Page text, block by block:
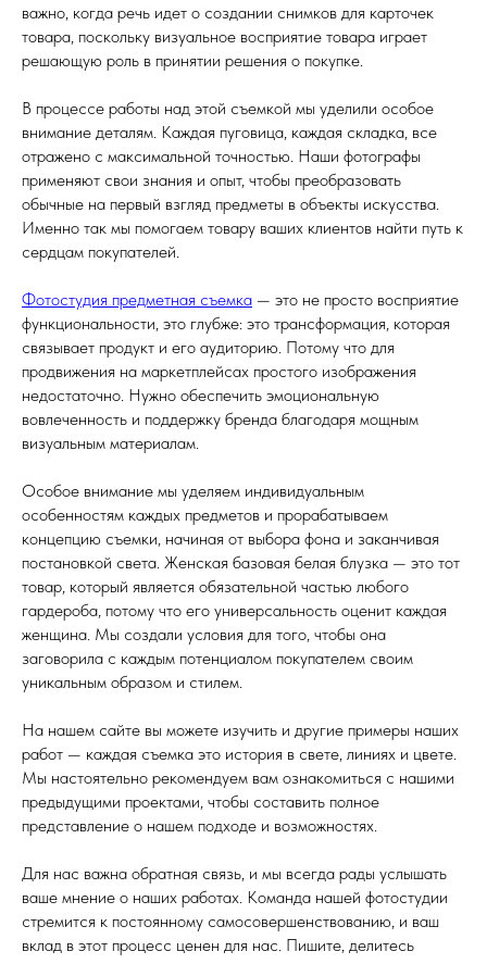
важно, когда речь идет о создании снимков для карточек
товара, поскольку визуальное восприятие товара играет
решающую роль в принятии решения о покупке.
В процессе работы над этой съемкой мы уделили особое
внимание деталям. Каждая пуговица, каждая складка, все
отражено с максимальной точностью. Наши фотографы
применяют свои знания и опыт, чтобы преобразовать
обычные на первый взгляд предметы в объекты искусства.
Именно так мы помогаем товару ваших клиентов найти путь к
сердцам покупателей.
Фотостудия предметная съемка — это не просто восприятие
функциональности, это глубже: это трансформация, которая
связывает продукт и его аудиторию. Потому что для
продвижения на маркетплейсах простого изображения
недостаточно. Нужно обеспечить эмоциональную
вовлеченность и поддержку бренда благодаря мощным
визуальным материалам.
Особое внимание мы уделяем индивидуальным
особенностям каждых предметов и прорабатываем
концепцию съемки, начиная от выбора фона и заканчивая
постановкой света. Женская базовая белая блузка — это тот
товар, который является обязательной частью любого
гардероба, потому что его универсальность оценит каждая
женщина. Мы создали условия для того, чтобы она
заговорила с каждым потенциалом покупателем своим
уникальным образом и стилем.
На нашем сайте вы можете изучить и другие примеры наших
работ — каждая съемка это история в свете, линиях и цвете.
Мы настоятельно рекомендуем вам ознакомиться с нашими
предыдущими проектами, чтобы составить полное
представление о нашем подходе и возможностях.
Для нас важна обратная связь, и мы всегда рады услышать
ваше мнение о наших работах. Команда нашей фотостудии
стремится к постоянному самосовершенствованию, и ваш
вклад в этот процесс ценен для нас. Пишите, делитесь